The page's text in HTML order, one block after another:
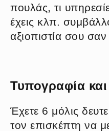
πουλάς, τι
έχεις κλπ.
αξιοπιστία σου
Τυπογραφία και
Έχετε 6 μόλις
τον επισκέπτη να